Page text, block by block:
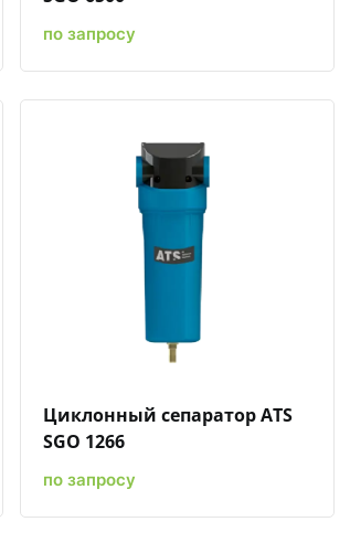
по запросу
Быстрый просмотрДобавить к сравнению
Циклонный сепаратор ATS
SGO 1266
по запросу